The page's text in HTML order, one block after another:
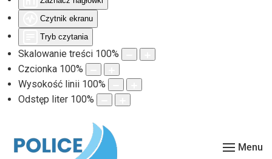
Czytnik ekranu
Tryb czytania
Skalowanie treści 100%
Czcionka 100%
Wysokość linii 100%
Odstęp liter 100%
Menu